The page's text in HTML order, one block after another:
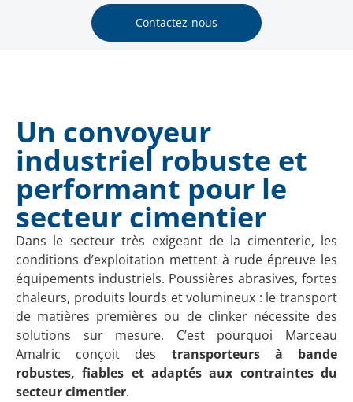
Contactez-nous
Un convoyeur
industriel robuste et
performant pour le
secteur cimentier
Dans le secteur très exigeant de la cimenterie, les
conditions d’exploitation mettent à rude épreuve les
équipements industriels. Poussières abrasives, fortes
chaleurs, produits lourds et volumineux : le transport
de matières premières ou de clinker nécessite des
solutions sur mesure. C’est pourquoi Marceau
Amalric conçoit des transporteurs à bande
robustes, fiables et adaptés aux contraintes du
secteur cimentier.